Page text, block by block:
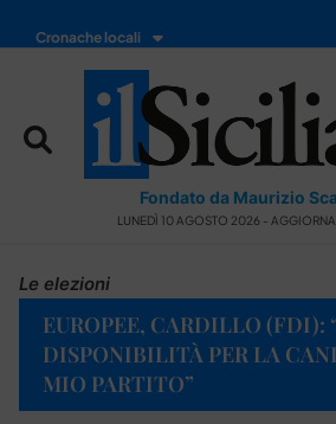
Cronache locali
Fondato da Maurizio
LUNEDÌ 10 AGOSTO 2026 -
Le elezioni
EUROPEE, CARDILLO (FDI):
DISPONIBILITÀ PER LA
MIO PARTITO”